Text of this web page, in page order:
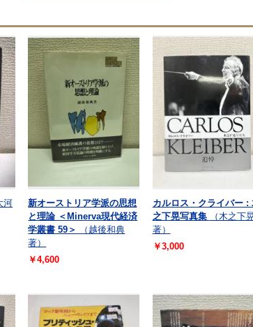
河
新オーストリア学派の思想
と理論 ＜Minerva現代経済
学叢書 59＞
（越後和典
著）
￥4,600
カルロス・クライバー :
之下晃写真集
（木之下
著）
￥3,000